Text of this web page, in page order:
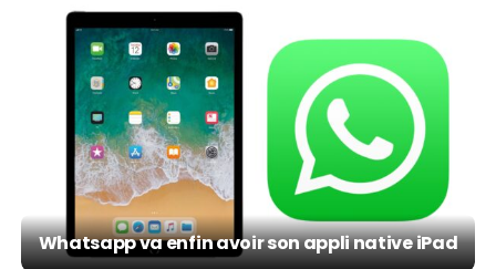
Whatsapp va enfin avoir son appli native iPad